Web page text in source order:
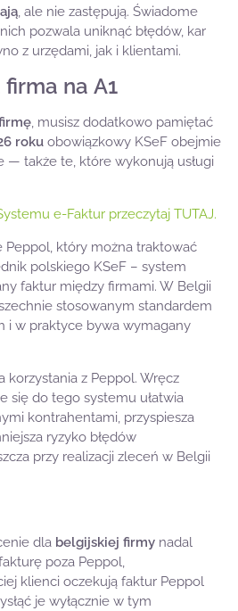
, ale nie zastępują. Świadome
pozwala uniknąć błędów, kar
z urzędami, jak i klientami.
firma na A1
, musisz dodatkowo pamiętać
roku obowiązkowy KSeF obejmie
— także te, które wykonują usługi
e-Faktur przeczytaj TUTAJ.
który można traktować
polskiego KSeF – system
faktur między firmami. W Belgii
stosowanym standardem
i w praktyce bywa wymagany
korzystania z Peppol. Wręcz
się do tego systemu ułatwia
kontrahentami, przyspiesza
ryzyko błędów
przy realizacji zleceń w Belgii
dla belgijskiej firmy nadal
poza Peppol,
klienci oczekują faktur Peppol
je wyłącznie w tym